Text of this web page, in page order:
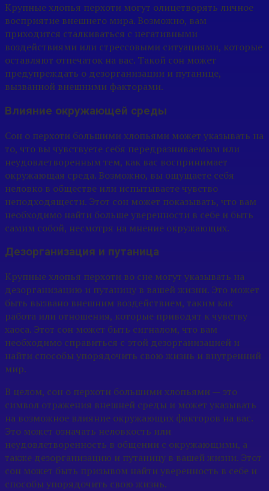
Крупные хлопья перхоти могут олицетворять личное
восприятие внешнего мира. Возможно, вам
приходится сталкиваться с негативными
воздействиями или стрессовыми ситуациями, которые
оставляют отпечаток на вас. Такой сон может
предупреждать о дезорганизации и путанице,
вызванной внешними факторами.
Влияние окружающей среды
Сон о перхоти большими хлопьями может указывать на
то, что вы чувствуете себя передразниваемым или
неудовлетворенным тем, как вас воспринимает
окружающая среда. Возможно, вы ощущаете себя
неловко в обществе или испытываете чувство
неподходящести. Этот сон может показывать, что вам
необходимо найти больше уверенности в себе и быть
самим собой, несмотря на мнение окружающих.
Дезорганизация и путаница
Крупные хлопья перхоти во сне могут указывать на
дезорганизацию и путаницу в вашей жизни. Это может
быть вызвано внешним воздействием, таким как
работа или отношения, которые приводят к чувству
хаоса. Этот сон может быть сигналом, что вам
необходимо справиться с этой дезорганизацией и
найти способы упорядочить свою жизнь и внутренний
мир.
В целом, сон о перхоти большими хлопьями — это
символ отражения внешней среды и может указывать
на возможное влияние окружающих факторов на вас.
Это может означать неловкость или
неудовлетворенность в общении с окружающими, а
также дезорганизацию и путаницу в вашей жизни. Этот
сон может быть призывом найти уверенность в себе и
способы упорядочить свою жизнь.